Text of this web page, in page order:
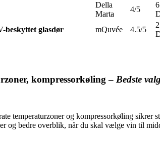
Della
Marta
4/5
beskyttet glasdør mQuvée 4.5/5
kompressorkøling – Bedste
temperaturzoner og kompressorkøling sikrer
og bedre overblik, når du skal vælge vin til